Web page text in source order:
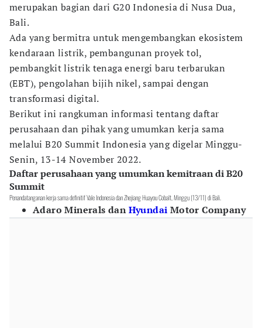
merupakan bagian dari G20 Indonesia di Nusa Dua,
Bali.
Ada yang bermitra untuk mengembangkan ekosistem
kendaraan listrik, pembangunan proyek tol,
pembangkit listrik tenaga energi baru terbarukan
(EBT), pengolahan bijih nikel, sampai dengan
transformasi digital.
Berikut ini rangkuman informasi tentang daftar
perusahaan dan pihak yang umumkan kerja sama
melalui B20 Summit Indonesia yang digelar Minggu-
Senin, 13-14 November 2022.
Daftar perusahaan yang umumkan kemitraan di B20
Summit
Penandatanganan kerja sama definitif Vale Indonesia dan Zhejiang Huayou Cobalt, Minggu (13/11) di Bali.
Adaro Minerals danHyundai Motor Company